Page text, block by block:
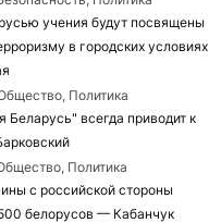
учения будут посвящены
в городских условиях
Политика
всегда приводит к
Политика
с российской стороны
белорусов — Кабанчук